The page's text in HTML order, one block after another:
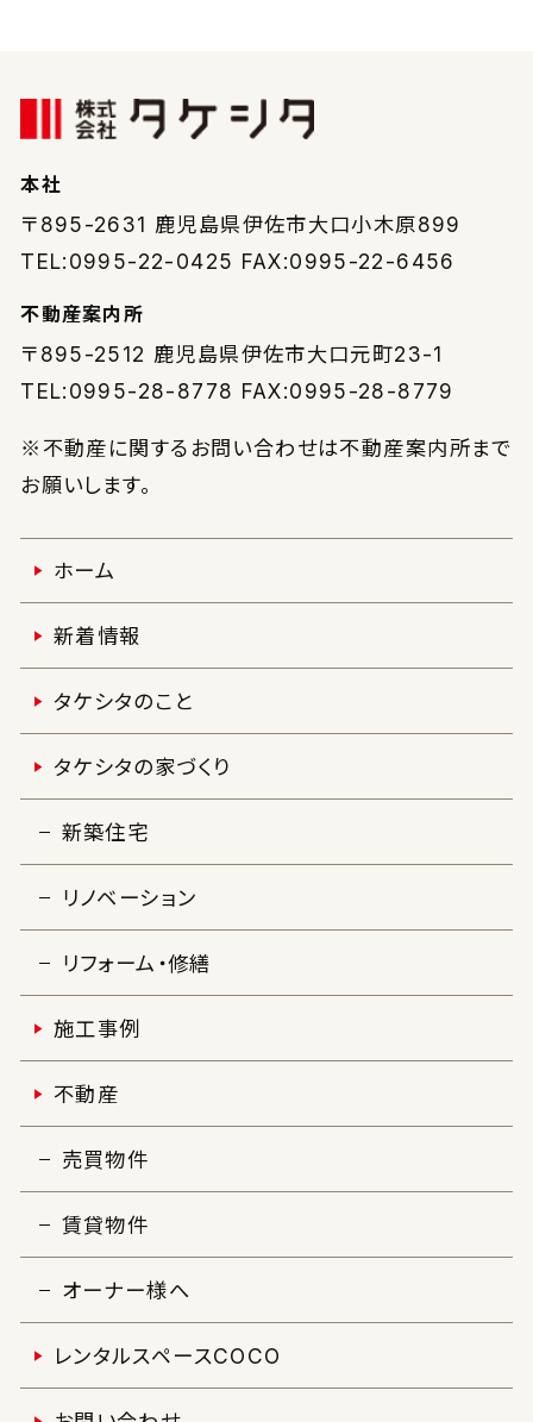
本社
〒895-2631 鹿児島県伊佐市大口小木原899
TEL:0995-22-0425 FAX:0995-22-6456
不動産案内所
〒895-2512 鹿児島県伊佐市大口元町23-1
TEL:0995-28-8778 FAX:0995-28-8779
※不動産に関するお問い合わせは不動産案内所まで
お願いします。
ホーム
新着情報
タケシタのこと
タケシタの家づくり
新築住宅
リノベーション
リフォーム・修繕
施工事例
不動産
売買物件
賃貸物件
オーナー様へ
レンタルスペースCOCO